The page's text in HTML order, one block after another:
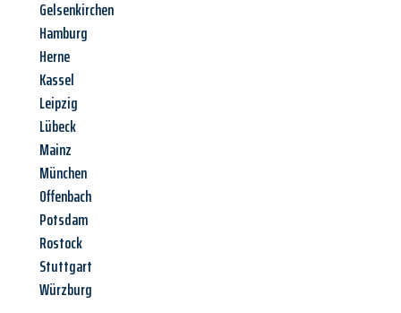
Gelsenkirchen
Hamburg
Herne
Kassel
Leipzig
Lübeck
Mainz
München
Offenbach
Potsdam
Rostock
Stuttgart
Würzburg